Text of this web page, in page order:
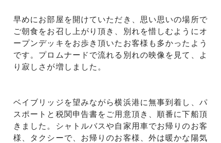
早めにお部屋を開けていただき、思い思いの場所で
ご朝食をお召し上がり頂き、別れを惜しむようにオ
ープンデッキをお歩き頂いたお客様も多かったよう
です。プロムナードで流れる別れの映像を見て、よ
り寂しさが増しました。
ベイブリッジを望みながら横浜港に無事到着し、パ
スポートと税関申告書をご用意頂き、順番に下船頂
きました。シャトルバスや自家用車でお帰りのお客
様、タクシーで、お帰りのお客様、外は暖かな陽気